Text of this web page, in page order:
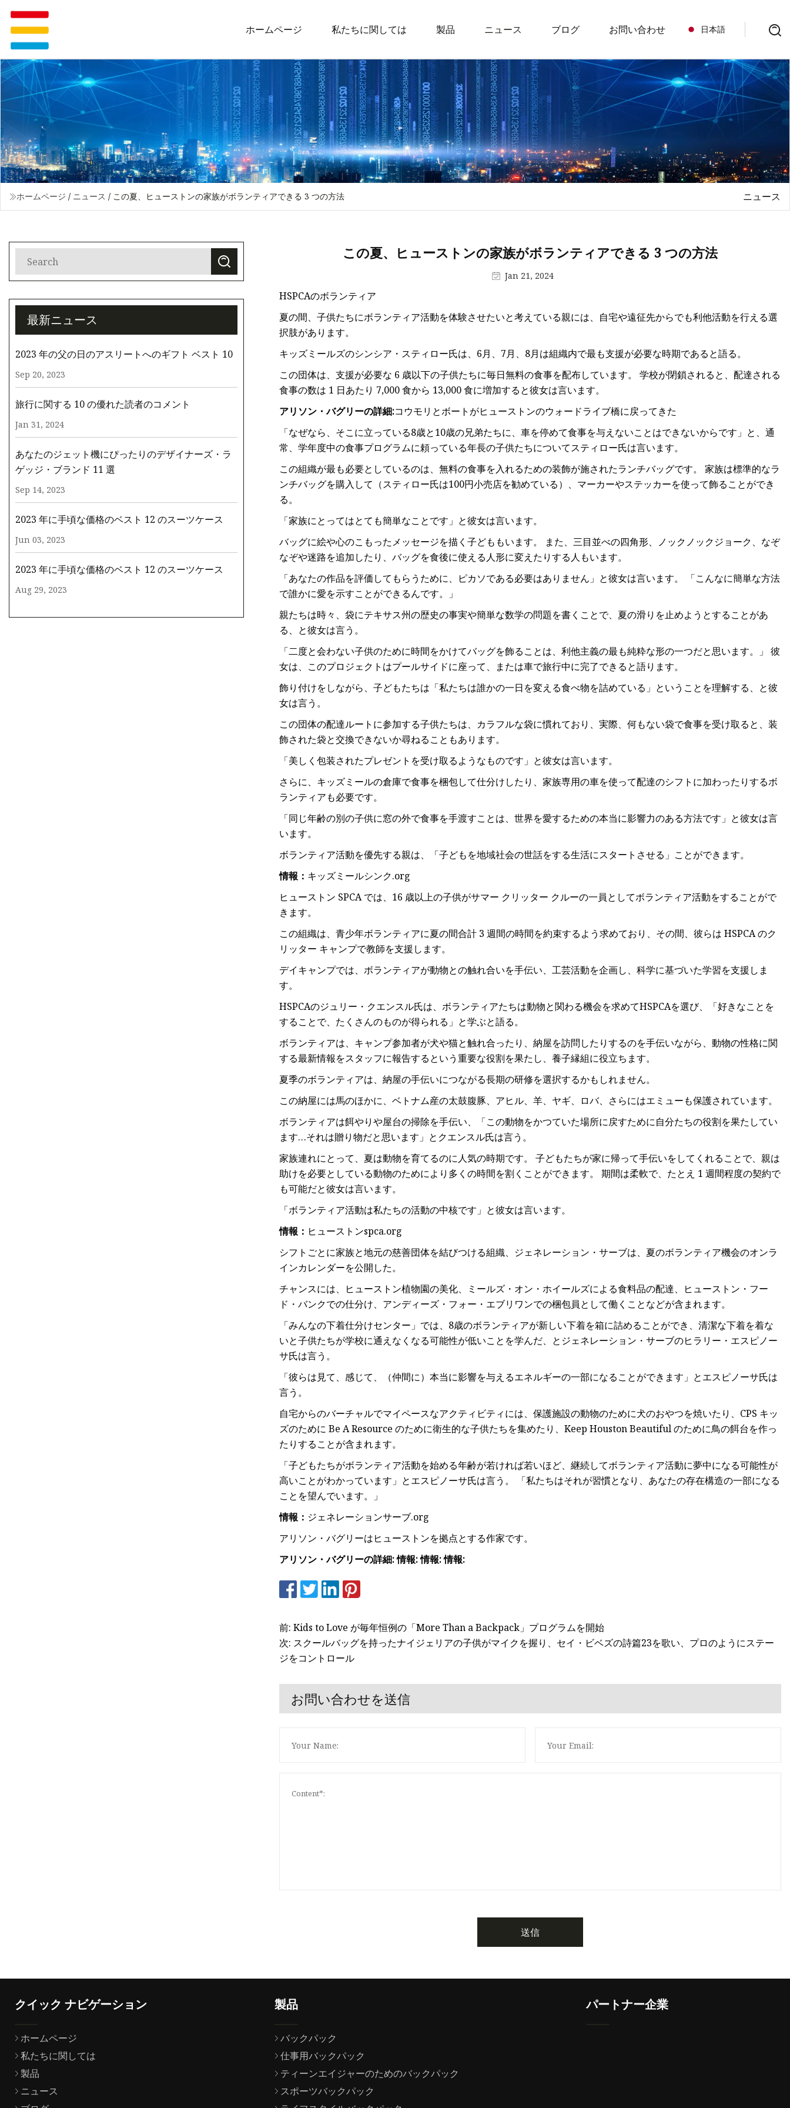
ホームページ 私たちに関しては 製品
バックパック
仕事用バックパック
ティーンエイジャーのためのバック
パック
スポーツバックパック
ライフスタイルバックパック
子供用の週末バッグ
ダッフルバッグ
スポーツバッグ
子供用バッグ
子供用ダンスバッグ
ニュース ブログ お問い合わせ 日本語
ホームページ / ニュース / この夏、ヒューストンの家族がボランティアできる 3 つの方法 ニュース
最新ニュース
2023 年の父の日のアスリートへのギフト ベスト 10
Sep 20, 2023
旅行に関する 10 の優れた読者のコメント
Jan 31, 2024
あなたのジェット機にぴったりのデザイナーズ・ラ
ゲッジ・ブランド 11 選
Sep 14, 2023
2023 年に手頃な価格のベスト 12 のスーツケース
Jun 03, 2023
2023 年に手頃な価格のベスト 12 のスーツケース
Aug 29, 2023
この夏、ヒューストンの家族がボランティアできる 3 つの方法
Jan 21, 2024
HSPCAのボランティア
夏の間、子供たちにボランティア活動を体験させたいと考えている親には、自宅や遠征先からでも利他活動を行える選
択肢があります。
キッズミールズのシンシア・スティロー氏は、6月、7月、8月は組織内で最も支援が必要な時期であると語る。
この団体は、支援が必要な 6 歳以下の子供たちに毎日無料の食事を配布しています。 学校が閉鎖されると、配達される
食事の数は 1 日あたり 7,000 食から 13,000 食に増加すると彼女は言います。
アリソン・バグリーの詳細:コウモリとボートがヒューストンのウォードライブ橋に戻ってきた
「なぜなら、そこに立っている8歳と10歳の兄弟たちに、車を停めて食事を与えないことはできないからです」と、通
常、学年度中の食事プログラムに頼っている年長の子供たちについてスティロー氏は言います。
この組織が最も必要としているのは、無料の食事を入れるための装飾が施されたランチバッグです。 家族は標準的なラ
ンチバッグを購入して（スティロー氏は100円小売店を勧めている）、マーカーやステッカーを使って飾ることができ
る。
「家族にとってはとても簡単なことです」と彼女は言います。
バッグに絵や心のこもったメッセージを描く子どももいます。 また、三目並べの四角形、ノックノックジョーク、なぞ
なぞや迷路を追加したり、バッグを食後に使える人形に変えたりする人もいます。
「あなたの作品を評価してもらうために、ピカソである必要はありません」と彼女は言います。 「こんなに簡単な方法
で誰かに愛を示すことができるんです。」
親たちは時々、袋にテキサス州の歴史の事実や簡単な数学の問題を書くことで、夏の滑りを止めようとすることがあ
る、と彼女は言う。
「二度と会わない子供のために時間をかけてバッグを飾ることは、利他主義の最も純粋な形の一つだと思います。」 彼
女は、このプロジェクトはプールサイドに座って、または車で旅行中に完了できると語ります。
飾り付けをしながら、子どもたちは「私たちは誰かの一日を変える食べ物を詰めている」ということを理解する、と彼
女は言う。
この団体の配達ルートに参加する子供たちは、カラフルな袋に慣れており、実際、何もない袋で食事を受け取ると、装
飾された袋と交換できないか尋ねることもあります。
「美しく包装されたプレゼントを受け取るようなものです」と彼女は言います。
さらに、キッズミールの倉庫で食事を梱包して仕分けしたり、家族専用の車を使って配達のシフトに加わったりするボ
ランティアも必要です。
「同じ年齢の別の子供に窓の外で食事を手渡すことは、世界を愛するための本当に影響力のある方法です」と彼女は言
います。
ボランティア活動を優先する親は、「子どもを地域社会の世話をする生活にスタートさせる」ことができます。
情報： キッズミールシンク.org
ヒューストン SPCA では、16 歳以上の子供がサマー クリッター クルーの一員としてボランティア活動をすることがで
きます。
この組織は、青少年ボランティアに夏の間合計 3 週間の時間を約束するよう求めており、その間、彼らは HSPCA のク
リッター キャンプで教師を支援します。
デイキャンプでは、ボランティアが動物との触れ合いを手伝い、工芸活動を企画し、科学に基づいた学習を支援しま
す。
HSPCAのジュリー・クエンスル氏は、ボランティアたちは動物と関わる機会を求めてHSPCAを選び、「好きなことを
することで、たくさんのものが得られる」と学ぶと語る。
ボランティアは、キャンプ参加者が犬や猫と触れ合ったり、納屋を訪問したりするのを手伝いながら、動物の性格に関
する最新情報をスタッフに報告するという重要な役割を果たし、養子縁組に役立ちます。
夏季のボランティアは、納屋の手伝いにつながる長期の研修を選択するかもしれません。
この納屋には馬のほかに、ベトナム産の太鼓腹豚、アヒル、羊、ヤギ、ロバ、さらにはエミューも保護されています。
ボランティアは餌やりや屋台の掃除を手伝い、「この動物をかつていた場所に戻すために自分たちの役割を果たしてい
ます…それは贈り物だと思います」とクエンスル氏は言う。
家族連れにとって、夏は動物を育てるのに人気の時期です。 子どもたちが家に帰って手伝いをしてくれることで、親は
助けを必要としている動物のためにより多くの時間を割くことができます。 期間は柔軟で、たとえ 1 週間程度の契約で
も可能だと彼女は言います。
「ボランティア活動は私たちの活動の中核です」と彼女は言います。
情報： ヒューストンspca.org
シフトごとに家族と地元の慈善団体を結びつける組織、ジェネレーション・サーブは、夏のボランティア機会のオンラ
インカレンダーを公開した。
チャンスには、ヒューストン植物園の美化、ミールズ・オン・ホイールズによる食料品の配達、ヒューストン・フー
ド・バンクでの仕分け、アンディーズ・フォー・エブリワンでの梱包員として働くことなどが含まれます。
「みんなの下着仕分けセンター」では、8歳のボランティアが新しい下着を箱に詰めることができ、清潔な下着を着な
いと子供たちが学校に通えなくなる可能性が低いことを学んだ、とジェネレーション・サーブのヒラリー・エスピノー
サ氏は言う。
「彼らは見て、感じて、（仲間に）本当に影響を与えるエネルギーの一部になることができます」とエスピノーサ氏は
言う。
自宅からのバーチャルでマイペースなアクティビティには、保護施設の動物のために犬のおやつを焼いたり、CPS キッ
ズのために Be A Resource のために衛生的な子供たちを集めたり、Keep Houston Beautiful のために鳥の餌台を作っ
たりすることが含まれます。
「子どもたちがボランティア活動を始める年齢が若ければ若いほど、継続してボランティア活動に夢中になる可能性が
高いことがわかっています」とエスピノーサ氏は言う。 「私たちはそれが習慣となり、あなたの存在構造の一部になる
ことを望んでいます。」
情報： ジェネレーションサーブ.org
アリソン・バグリーはヒューストンを拠点とする作家です。
アリソン・バグリーの詳細: 情報: 情報: 情報:
前: Kids to Love が毎年恒例の「More Than a Backpack」プログラムを開始
次: スクールバッグを持ったナイジェリアの子供がマイクを握り、セイ・ビベズの詩篇23を歌い、プロのようにステー
ジをコントロール
お問い合わせを送信
送信
クイック ナビゲーション
ホームページ
私たちに関しては
製品
ニュース
製品
バックパック
仕事用バックパック
ティーンエイジャーのためのバックパック
スポーツバックパック
パートナー企業